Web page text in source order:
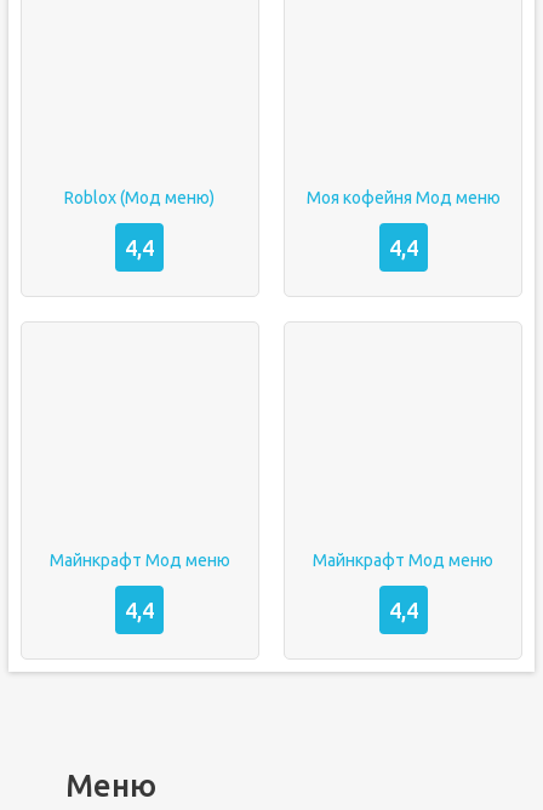
Roblox (Мод меню)
4,4
Моя кофейня Мод меню
4,4
Майнкрафт Мод меню
4,4
Майнкрафт Мод меню
4,4
Меню